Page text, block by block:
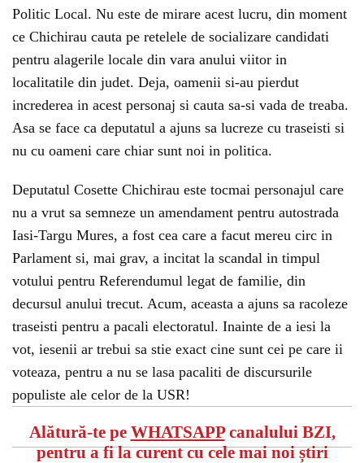
Politic Local. Nu este de mirare acest lucru, din moment
ce Chichirau cauta pe retelele de socializare candidati
pentru alagerile locale din vara anului viitor in
localitatile din judet. Deja, oamenii si-au pierdut
increderea in acest personaj si cauta sa-si vada de treaba.
Asa se face ca deputatul a ajuns sa lucreze cu traseisti si
nu cu oameni care chiar sunt noi in politica.
Deputatul Cosette Chichirau este tocmai personajul care
nu a vrut sa semneze un amendament pentru autostrada
Iasi-Targu Mures, a fost cea care a facut mereu circ in
Parlament si, mai grav, a incitat la scandal in timpul
votului pentru Referendumul legat de familie, din
decursul anului trecut. Acum, aceasta a ajuns sa racoleze
traseisti pentru a pacali electoratul. Inainte de a iesi la
vot, iesenii ar trebui sa stie exact cine sunt cei pe care ii
voteaza, pentru a nu se lasa pacaliti de discursurile
populiste ale celor de la USR!
Alătură-te pe WHATSAPPcanalului BZI,
pentru a fi la curent cu cele mai noi știri